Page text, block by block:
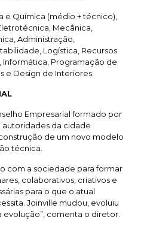
e Química (médio + técnico),
Mecânica,
Administração,
Logística, Recursos
Informática, Programação de
e Design de Interiores.
Empresarial formado por
da cidade
de um novo modelo
técnica.
com a sociedade para formar
colaborativos, criativos e
para o que o atual
Joinville mudou, evoluiu
evolução”, comenta o diretor.